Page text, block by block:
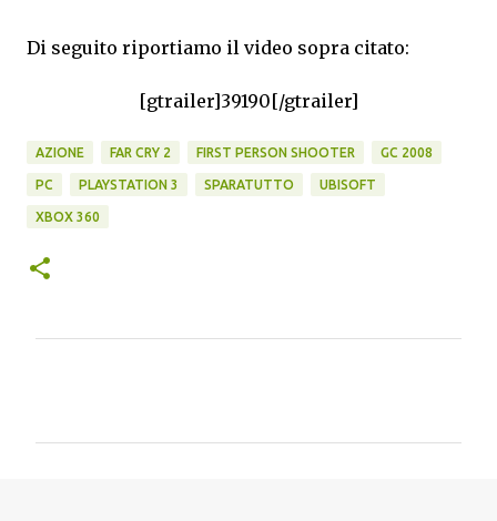
Di seguito riportiamo il video sopra citato:
[gtrailer]39190[/gtrailer]
AZIONE FAR CRY 2 FIRST PERSON SHOOTER GC 2008
PC PLAYSTATION 3 SPARATUTTO UBISOFT
XBOX 360